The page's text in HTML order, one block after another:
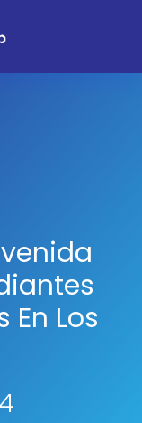
En Los